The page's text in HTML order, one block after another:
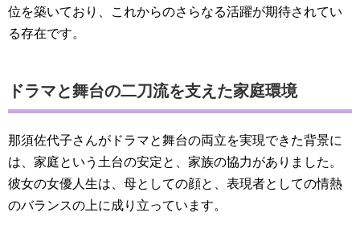
位を築いており、これからのさらなる活躍が期待されてい
る存在です。
ドラマと舞台の二刀流を支えた家庭環境
那須佐代子さんがドラマと舞台の両立を実現できた背景に
は、家庭という土台の安定と、家族の協力がありました。
彼女の女優人生は、母としての顔と、表現者としての情熱
のバランスの上に成り立っています。